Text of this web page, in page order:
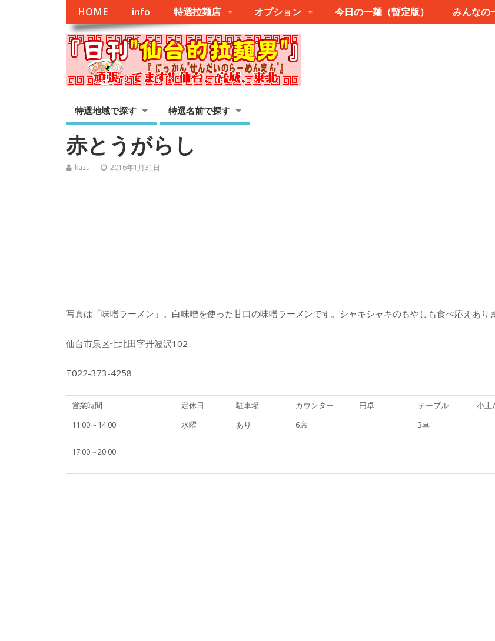
HOME info 特選拉麺店 オプション 今日の一麺（暫定版） みんなの
特選地域で探す 特選名前で探す
赤とうがらし
kazu 2016年1月31日
写真は「味噌ラーメン」。白味噌を使った甘口の味噌ラーメンです。シャキシャキのもやしも食べ応えあり
仙台市泉区七北田字丹波沢102
T022-373-4258
営業時間 定休日 駐車場 カウンター 円卓 テーブル
小上
11:00～14:00
17:00～20:00
水曜 あり 6席 3卓